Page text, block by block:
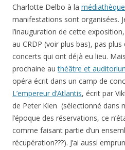
Charlotte Delbo à la médiathèque
manifestations sont organisées.
l’inauguration de cette
au CRDP (voir plus bas), pas plus
concerts qui ont déjà eu lieu.
prochaine authéâtre et
opéra écrit dans un camp de
L’empereur d’Atlantis, écrit par
de Peter Kien (sélectionné dans
l’époque des réservations, ce
comme faisant partie d’un
récupération???). J’ai aussi